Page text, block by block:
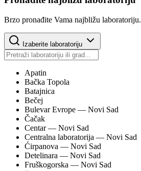
Brzo pronađite Vama najbližu laboratoriju.
Izaberite laboratoriju
Apatin
Bačka Topola
Batajnica
Bečej
Bulevar Evrope — Novi Sad
Čačak
Centar — Novi Sad
Centralna laboratorija — Novi Sad
Ćirpanova — Novi Sad
Detelinara — Novi Sad
Fruškogorska — Novi Sad